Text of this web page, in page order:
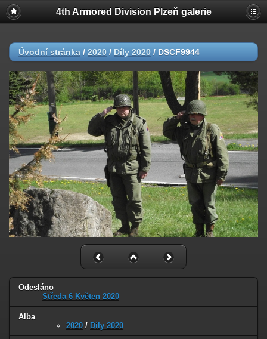
4th Armored Division Plzeň galerie
Úvodní stránka / 2020 / Díly 2020 / DSCF9944
Odesláno
Středa 6 Květen 2020
Alba
2020 / Díly 2020